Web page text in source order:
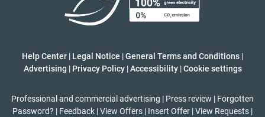
Help Center | Legal Notice |General Terms and Conditions |
Advertising | Privacy Policy | Accessibility | Cookie settings
Professional and commercial advertising | Press review | Forgotten
Password? | Feedback |View Offers | Insert Offer |View Requests |